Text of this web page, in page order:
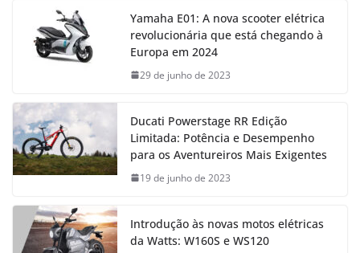
Yamaha E01: A nova scooter elétrica
revolucionária que está chegando à
Europa em 2024
29 de junho de 2023
Ducati Powerstage RR Edição
Limitada: Potência e Desempenho
para os Aventureiros Mais Exigentes
19 de junho de 2023
Introdução às novas motos elétricas
da Watts: W160S e WS120